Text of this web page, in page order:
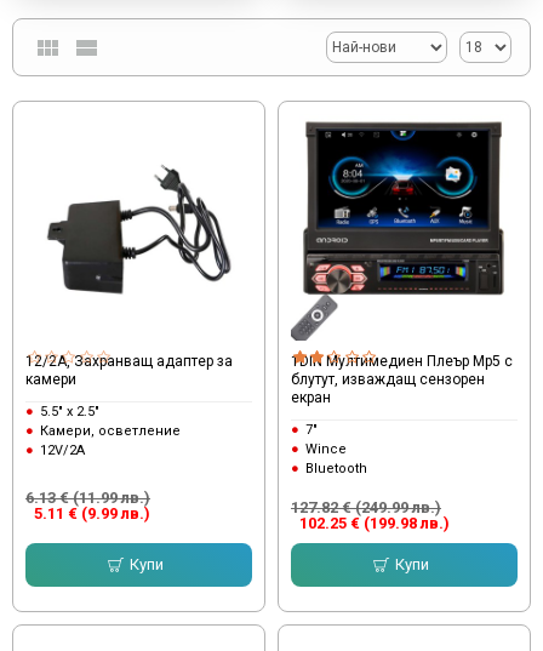
12/2А, Захранващ адаптер за
камери
5.5" x 2.5"
Камери, осветление
12V/2A
5.11 € (9.99 лв.)
6.13 € (11.99 лв.)
Купи
1DIN Мултимедиен Плеър Mp5 с
блутут, изваждащ сензорен
екран
7"
Wince
Bluetooth
102.25 € (199.98 лв.)
127.82 € (249.99 лв.)
Купи